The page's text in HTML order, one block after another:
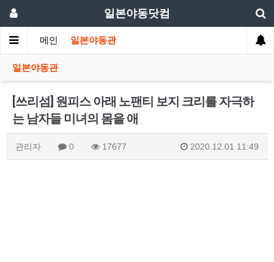
일본야동닷컴
메인 일본야동관
일본야동관
[쓰리섬] 원피스 아래 노팬티 보지 크리를 자극하
는 남자들 미녀의 몸을 애
관리자 0 17677 2020.12.01 11:49